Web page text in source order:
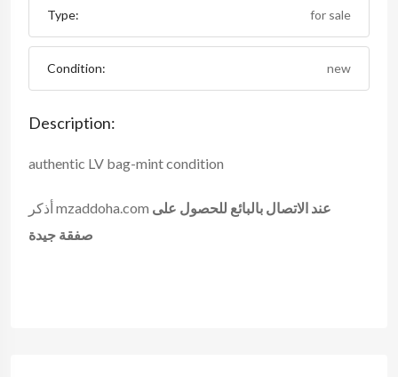
Type: for sale
Condition: new
Description:
authentic LV bag-mint condition
أذكر mzaddoha.com
صفقة جيدة